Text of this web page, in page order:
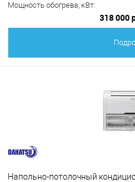
Мощность обогрева, кВт:
318 000
Напольно-потолочный